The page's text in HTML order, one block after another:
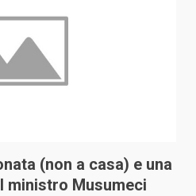
(non a casa) e una
ministro Musumeci